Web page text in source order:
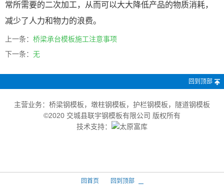
常所需要的二次加工，从而可以大大降低产品的物质消耗，
减少了人力和物力的浪费。
上一条： 桥梁承台模板施工注意事项
下一条： 无
回到顶部
主营业务：桥梁钢模板，墩柱钢模板，护栏钢模板，隧道钢模板
©2020 交城县联宇钢模板有限公司 版权所有
技术支持：
回首页 回到顶部